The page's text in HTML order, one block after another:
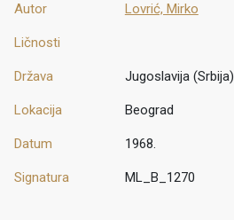
Autor Lovrić, Mirko
Ličnosti
Država Jugoslavija (Srbija)
Lokacija Beograd
Datum 1968.
Signatura ML_B_1270